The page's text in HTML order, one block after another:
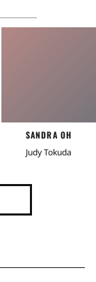
SANDRA OH
Judy Tokuda